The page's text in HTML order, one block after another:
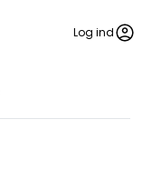
Log ind